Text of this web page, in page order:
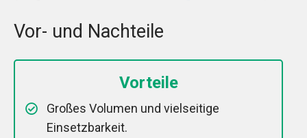
Vor- und Nachteile
Vorteile
Großes Volumen und vielseitige
Einsetzbarkeit.